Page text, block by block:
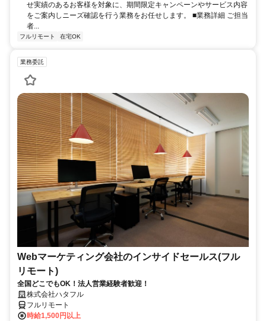
せ実績のあるお客様を対象に、期間限定キャンペーンやサービス内容
をご案内しニーズ確認を行う業務をお任せします。 ■業務詳細 ご担当
者...
フルリモート 在宅OK
業務委託
Webマーケティング会社のインサイドセールス(フル
リモート)
全国どこでもOK！法人営業経験者歓迎！
株式会社ハタフル
フルリモート
時給1,500円以上